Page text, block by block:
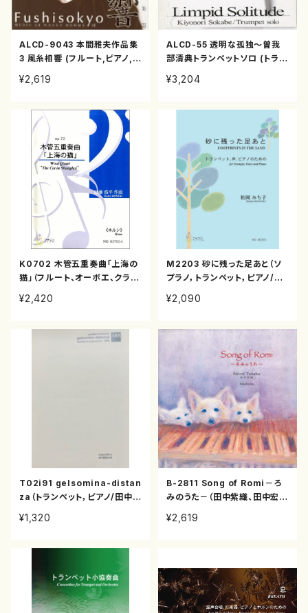
ALCD-9043 本間雅夫作品集
3 風糸相響 (フルート,ピアノ,ハ
ト,ギター,打楽器,箏/本間雅夫/
¥2,619
ALCD-55 透明な孤独～曽我
部清典トランペットソロ (トラン
¥3,204
K0702 木管五重奏曲「上海の
猫」（フルート、オーボエ、クラリ
平/楽譜）
¥2,420
M2203 砂に残った足あと（ソ
プラノ，トランペット，ピアノ/松
¥2,090
T02i91 gelsomina-distan
za（トランペット，ピアノ/田中吉
¥1,320
B-2811 Song of Romi－ろ
みのうた－（田中紫織、田中宏史
サー他/CD）
¥2,619